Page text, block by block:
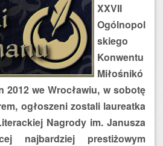
XXVII
Ogólnopol
skiego
Konwentu
Miłośnikó
2012 we Wrocławiu, w sobotę
ogłoszeni zostali laureatka
Nagrody im. Janusza
najbardziej prestiżowym